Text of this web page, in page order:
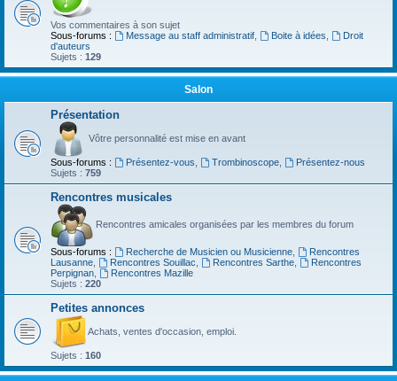
Vos commentaires à son sujet
Sous-forums :
Message au staff administratif, Boite à idées
Droit
d'auteurs
Sujets : 129
Salon
Présentation
Vôtre personnalité est mise en avant
Sous-forums : Présentez-vous Trombinoscope,
Présentez-nous
Sujets : 759
Rencontres musicales
Rencontres amicales organisées par les membres du forum
Sous-forums : Recherche de Musicien ou Musicienne,
Rencontres
Lausanne
Rencontres Souillac Rencontres Sarthe,
Rencontres
Perpignan
Rencontres Mazille
Sujets : 220
Petites annonces
Achats, ventes d'occasion, emploi.
Sujets : 160